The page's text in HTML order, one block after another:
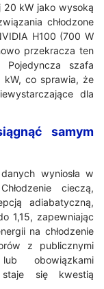
kW jako wysoką
chłodzone
H100 (700 W
przekracza ten
szafa
kW, co sprawia, że
dla
samym
wyniosła w
cieczą,
adiabatyczną,
1,15, zapewniając
na chłodzenie
z publicznymi
obowiązkami
się kwestią